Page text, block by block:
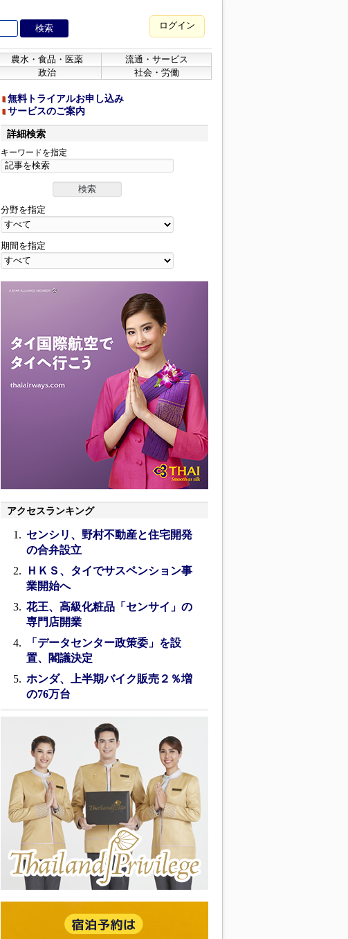
ログイン
農水・食品・医薬
流通・サービス
政治 社会・労働
無料トライアルお申し込み
サービスのご案内
詳細検索
キーワードを指定
分野を指定
期間を指定
アクセスランキング
センシリ、野村不動産と住宅開発
の合弁設立
ＨＫＳ、タイでサスペンション事
業開始へ
花王、高級化粧品「センサイ」の
専門店開業
「データセンター政策委」を設
置、閣議決定
ホンダ、上半期バイク販売２％増
の76万台